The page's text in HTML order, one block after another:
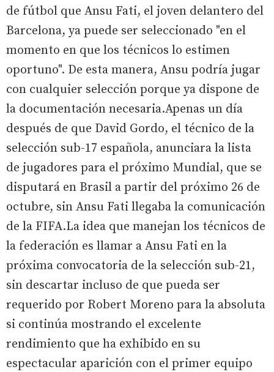
de fútbol que Ansu Fati, el joven delantero del
Barcelona, ya puede ser seleccionado "en el
momento en que los técnicos lo estimen
oportuno". De esta manera, Ansu podría jugar
con cualquier selección porque ya dispone de
la documentación necesaria.Apenas un día
después de que David Gordo, el técnico de la
selección sub-17 española, anunciara la lista
de jugadores para el próximo Mundial, que se
disputará en Brasil a partir del próximo 26 de
octubre, sin Ansu Fati llegaba la comunicación
de la FIFA.La idea que manejan los técnicos de
la federación es llamar a Ansu Fati en la
próxima convocatoria de la selección sub-21,
sin descartar incluso de que pueda ser
requerido por Robert Moreno para la absoluta
si continúa mostrando el excelente
rendimiento que ha exhibido en su
espectacular aparición con el primer equipo